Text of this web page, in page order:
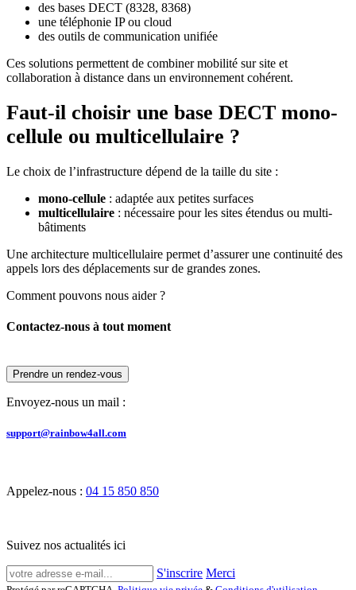
des bases DECT (8328, 8368)
une téléphonie IP ou cloud
des outils de communication unifiée
Ces solutions permettent de combiner mobilité sur site et
collaboration à distance dans un environnement cohérent.
Faut-il choisir une base DECT mono-
cellule ou multicellulaire ?
Le choix de l’infrastructure dépend de la taille du site :
mono-cellule : adaptée aux petites surfaces
multicellulaire : nécessaire pour les sites étendus ou multi-
bâtiments
Une architecture multicellulaire permet d’assurer une continuité des
appels lors des déplacements sur de grandes zones.
Comment pouvons nous aider ?
Contactez-nous à tout moment
Prendre un rendez-vous
Envoyez-nous un mail :
support@rainbow4all.com
Appelez-nous : 04 15 850 850
Suivez nos actualités ici
S'inscrire Merci